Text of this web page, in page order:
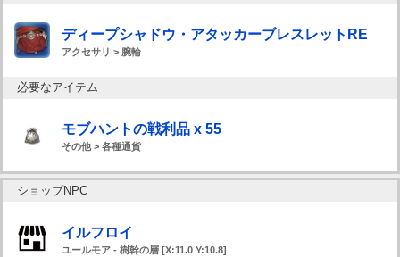
ディープシャドウ・アタッカーブレスレットRE
アクセサリ > 腕輪
必要なアイテム
モブハントの戦利品 x 55
その他 > 各種通貨
ショップNPC
イルフロイ
ユールモア - 樹幹の層 [X:11.0 Y:10.8]